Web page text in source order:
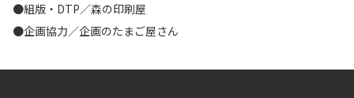
●組版・DTP／森の印刷屋
●企画協力／企画のたまご屋さん